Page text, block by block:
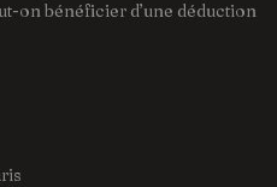
on bénéficier d’une déduction